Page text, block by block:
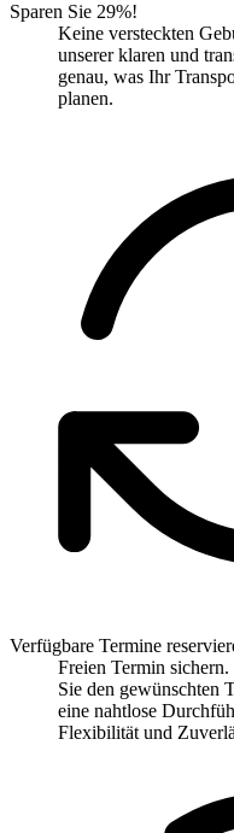
Sparen Sie 29%!
Keine versteckten
unserer klaren und
genau, was Ihr
planen.
Verfügbare Termine
Freien Termin
Sie den gewünschten
eine nahtlose
Flexibilität und